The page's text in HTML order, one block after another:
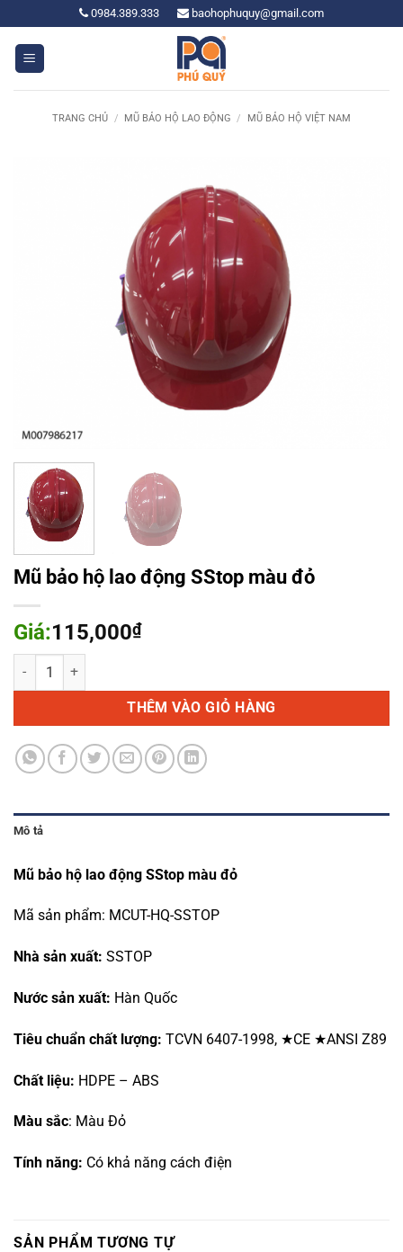
qua
dung
0984.389.333 baohophuquy@gmail.com
TRANG CHỦ / MŨ BẢO HỘ LAO ĐỘNG / MŨ BẢO HỘ VIỆT NAM
Mũ bảo hộ lao động SStop màu đỏ
Giá:115,000₫
Mũ bảo hộ lao động SStop màu đỏ số lượng
THÊM VÀO GIỎ HÀNG
Mô tả
Mũ bảo hộ lao động SStop màu đỏ
Mã sản phẩm: MCUT-HQ-SSTOP
Nhà sản xuất: SSTOP
Nước sản xuất: Hàn Quốc
Tiêu chuẩn chất lượng: TCVN 6407-1998, ★CE ★ANSI Z89
Chất liệu: HDPE – ABS
Màu sắc: Màu Đỏ
Tính năng: Có khả năng cách điện
SẢN PHẨM TƯƠNG TỰ